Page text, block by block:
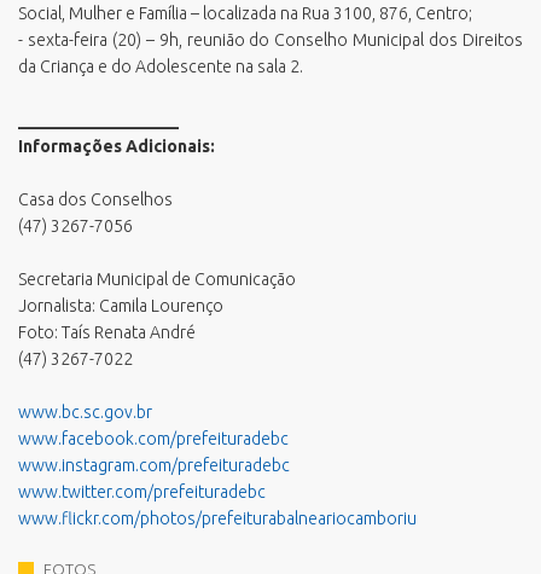
Social, Mulher e Família – localizada na Rua 3100, 876, Centro;
- sexta-feira (20) – 9h, reunião do Conselho Municipal dos Direitos
da Criança e do Adolescente na sala 2.
Informações Adicionais:
Casa dos Conselhos
(47) 3267-7056
Secretaria Municipal de Comunicação
Jornalista: Camila Lourenço
Foto: Taís Renata André
(47) 3267-7022
www.bc.sc.gov.br
www.facebook.com/prefeituradebc
www.instagram.com/prefeituradebc
www.twitter.com/prefeituradebc
www.flickr.com/photos/prefeiturabalneariocamboriu
FOTOS